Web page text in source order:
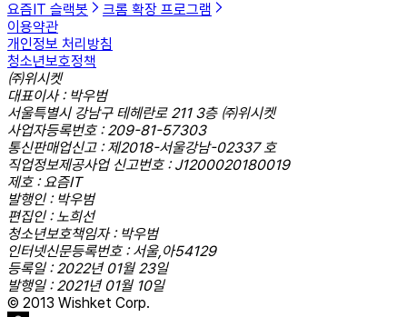
요즘IT 슬랙봇
크롬 확장 프로그램
이용약관
개인정보 처리방침
청소년보호정책
㈜위시켓
대표이사 : 박우범
서울특별시 강남구 테헤란로 211 3층 ㈜위시켓
사업자등록번호 : 209-81-57303
통신판매업신고 : 제2018-서울강남-02337 호
직업정보제공사업 신고번호 : J1200020180019
제호 : 요즘IT
발행인 : 박우범
편집인 : 노희선
청소년보호책임자 : 박우범
인터넷신문등록번호 : 서울,아54129
등록일 : 2022년 01월 23일
발행일 : 2021년 01월 10일
© 2013 Wishket Corp.